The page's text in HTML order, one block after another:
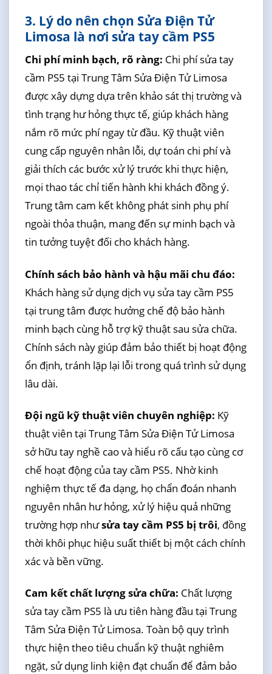
3. Lý do nên chọn Sửa Điện Tử
Limosa là nơi sửa tay cầm PS5
Chi phí minh bạch, rõ ràng: Chi phí sửa tay
cầm PS5 tại Trung Tâm Sửa Điện Tử Limosa
được xây dựng dựa trên khảo sát thị trường và
tình trạng hư hỏng thực tế, giúp khách hàng
nắm rõ mức phí ngay từ đầu. Kỹ thuật viên
cung cấp nguyên nhân lỗi, dự toán chi phí và
giải thích các bước xử lý trước khi thực hiện,
mọi thao tác chỉ tiến hành khi khách đồng ý.
Trung tâm cam kết không phát sinh phụ phí
ngoài thỏa thuận, mang đến sự minh bạch và
tin tưởng tuyệt đối cho khách hàng.
Chính sách bảo hành và hậu mãi chu đáo:
Khách hàng sử dụng dịch vụ sửa tay cầm PS5
tại trung tâm được hưởng chế độ bảo hành
minh bạch cùng hỗ trợ kỹ thuật sau sửa chữa.
Chính sách này giúp đảm bảo thiết bị hoạt động
ổn định, tránh lặp lại lỗi trong quá trình sử dụng
lâu dài.
Đội ngũ kỹ thuật viên chuyên nghiệp: Kỹ
thuật viên tại Trung Tâm Sửa Điện Tử Limosa
sở hữu tay nghề cao và hiểu rõ cấu tạo cùng cơ
chế hoạt động của tay cầm PS5. Nhờ kinh
nghiệm thực tế đa dạng, họ chẩn đoán nhanh
nguyên nhân hư hỏng, xử lý hiệu quả những
trường hợp nhưsửa tay cầm PS5 bị trôi, đồng
thời khôi phục hiệu suất thiết bị một cách chính
xác và bền vững.
Cam kết chất lượng sửa chữa: Chất lượng
sửa tay cầm PS5 là ưu tiên hàng đầu tại Trung
Tâm Sửa Điện Tử Limosa. Toàn bộ quy trình
thực hiện theo tiêu chuẩn kỹ thuật nghiêm
ngặt, sử dụng linh kiện đạt chuẩn để đảm bảo